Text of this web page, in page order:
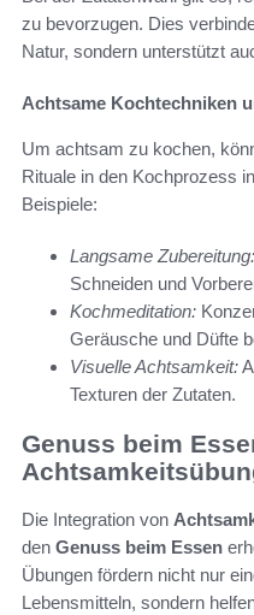
zu bevorzugen. Dies
Natur, sondern unterstützt
Achtsame Kochtechniken
Um achtsam zu kochen,
Rituale in den Kochprozess
Beispiele:
Langsame Zubereitung:
Schneiden und
Kochmeditation:
Geräusche und Düfte
Visuelle Achtsamkeit:
Texturen der Zutaten.
Genuss beim
Die Integration von
den Genuss beim Essen
Übungen fördern nicht nur
Lebensmitteln, sondern